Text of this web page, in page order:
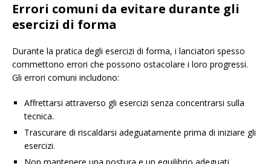
Errori comuni da evitare durante gli
esercizi di forma
Durante la pratica degli esercizi di forma, i lanciatori spesso
commettono errori che possono ostacolare i loro progressi.
Gli errori comuni includono:
Affrettarsi attraverso gli esercizi senza concentrarsi sulla
tecnica.
Trascurare di riscaldarsi adeguatamente prima di iniziare gli
esercizi.